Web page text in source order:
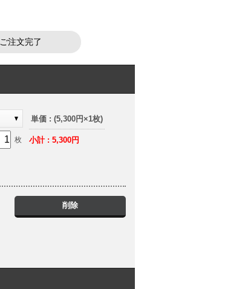
ご注文完了
枚
単価 : (5,300円×1枚)
小計 : 5,300円
削除